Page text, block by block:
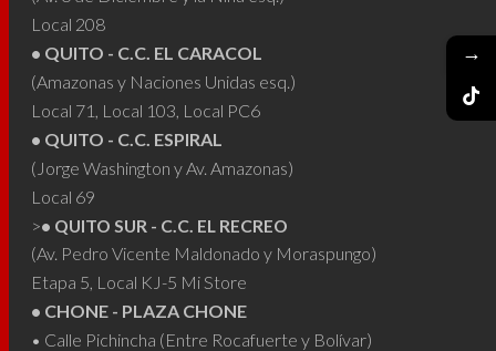
Local 208
• QUITO - C.C. EL CARACOL
(Amazonas y Naciones Unidas esq.)
Local 71, Local 103, Local PC6
• QUITO - C.C. ESPIRAL
(Jorge Washington y Av. Amazonas)
Local 69
>• QUITO SUR - C.C. EL RECREO
(Av. Pedro Vicente Maldonado y Moraspungo)
Etapa 5, Local KJ-5 Mi Store
• CHONE - PLAZA CHONE
• Calle Pichincha (Entre Rocafuerte y Bolívar)
→